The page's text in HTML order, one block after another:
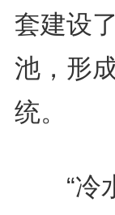
套建设
池，形
统。
“冷水